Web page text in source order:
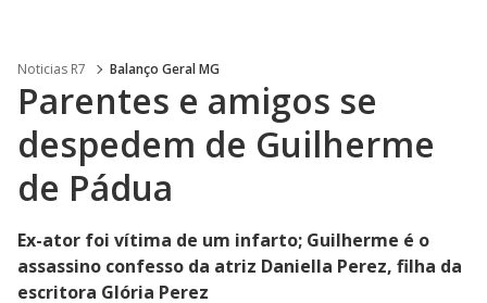
Noticias R7 Balanço Geral MG
Parentes e amigos se
despedem de Guilherme
de Pádua
Ex-ator foi vítima de um infarto; Guilherme é o
assassino confesso da atriz Daniella Perez, filha da
escritora Glória Perez